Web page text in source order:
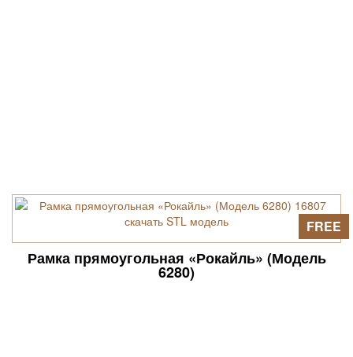
Рамка прямоугольная «Рокайль» (Модель
6280)
FREE